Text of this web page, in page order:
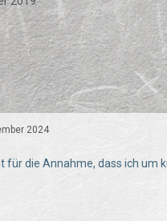
2024
für die Annahme, dass ich um